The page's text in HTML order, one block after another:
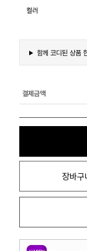
컬러
함께 코디된 상품
결제금액
장바구